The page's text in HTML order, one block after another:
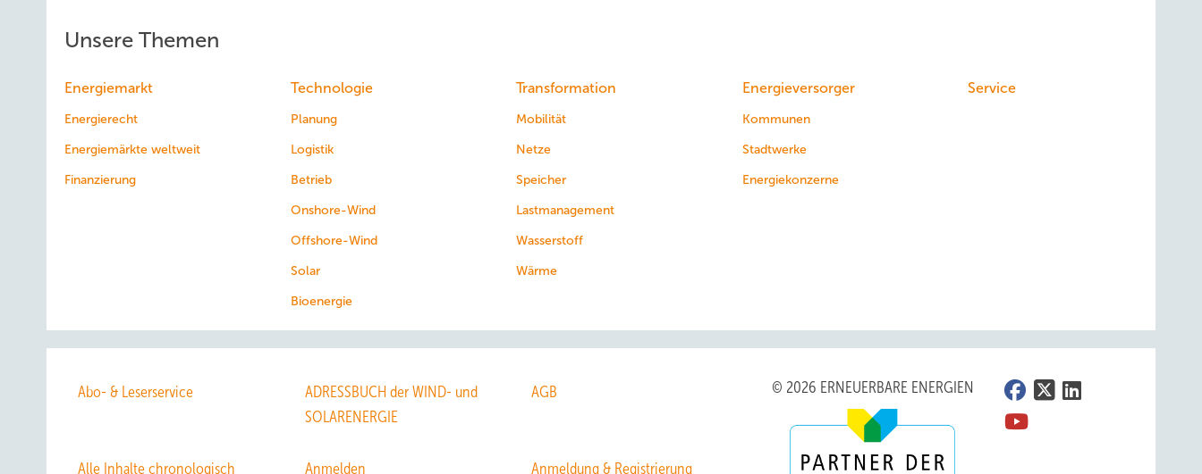
Unsere Themen
Energiemarkt
Energierecht
Energiemärkte weltweit
Finanzierung
Technologie
Planung
Logistik
Betrieb
Onshore-Wind
Offshore-Wind
Solar
Bioenergie
Transformation
Mobilität
Netze
Speicher
Lastmanagement
Wasserstoff
Wärme
Energieversorger
Kommunen
Stadtwerke
Energiekonzerne
Service
Abo- & Leserservice
ADRESSBUCH der WIND- und
SOLARENERGIE
AGB
Alle Inhalte chronologisch Anmelden Anmeldung & Registrierung
© 2026 ERNEUERBARE ENERGIEN